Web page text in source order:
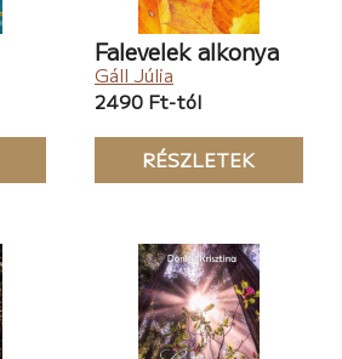
Falevelek alkonya
Gáll Júlia
2490 Ft-tól
RÉSZLETEK